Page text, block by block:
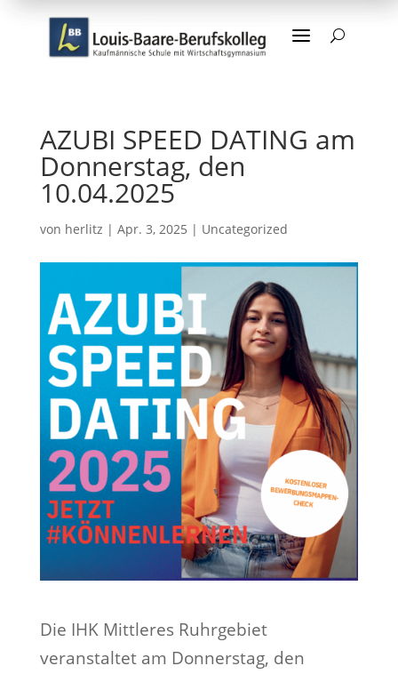
a U
AZUBI SPEED DATING am
Donnerstag, den
10.04.2025
von herlitz | Apr. 3, 2025 | Uncategorized
Die IHK Mittleres Ruhrgebiet
veranstaltet am Donnerstag, den